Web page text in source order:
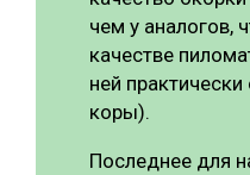
чем у аналогов,
качестве
ней практически
коры).
Последнее для